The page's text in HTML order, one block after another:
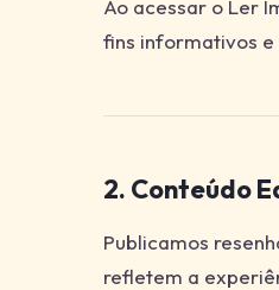
Ao acessar o Ler
fins informativos
2. Conteúdo
Publicamos
refletem a